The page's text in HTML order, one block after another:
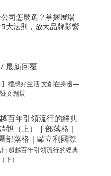
司怎麼選？掌握展場
大法則，放大品牌影響
/ 最新回覆
】禮想好生活 文創在身邊—
文創展
百年引領流行的經典
觀（上） | 部落格｜
部落格｜歐立利國際
] 超越百年引領流行的經典
下）